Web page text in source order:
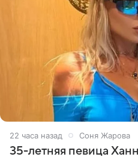
22 часа назад Соня Жарова
35-летняя певица